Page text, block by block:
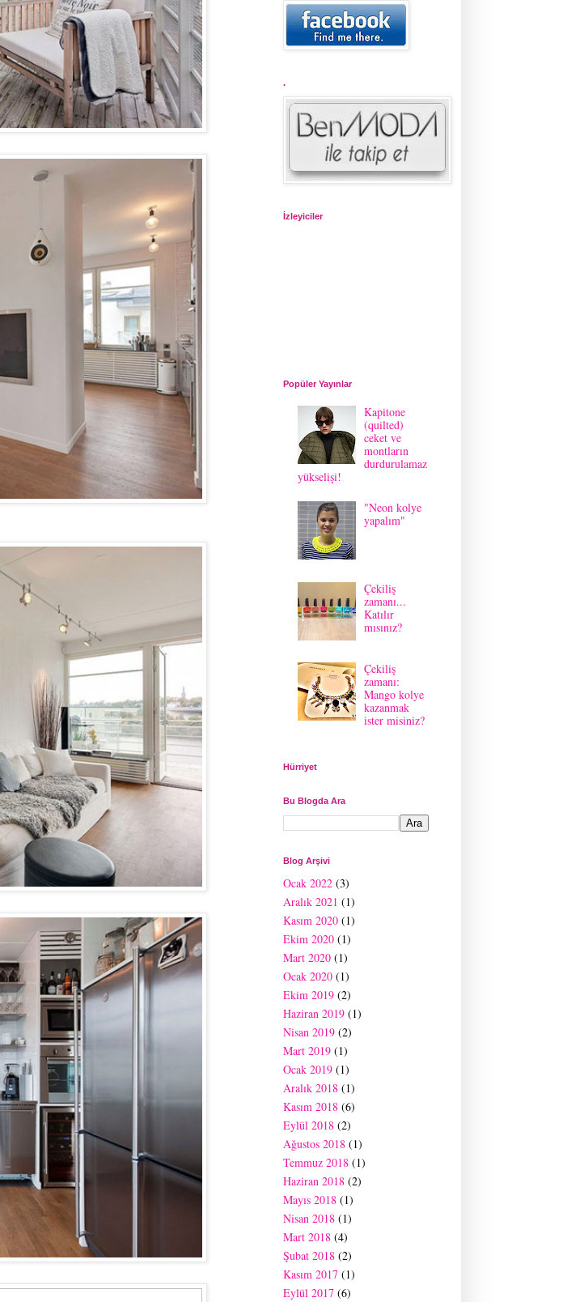
.
İzleyiciler
Popüler Yayınlar
Kapitone
(quilted)
ceket ve
montların
durdurulamaz
yükselişi!
"Neon kolye
yapalım"
Çekiliş
zamanı...
Katılır
mısınız?
Çekiliş
zamanı:
Mango kolye
kazanmak
ister misiniz?
Hürriyet
Bu Blogda Ara
Blog Arşivi
Ocak 2022 (3)
Aralık 2021 (1)
Kasım 2020 (1)
Ekim 2020 (1)
Mart 2020 (1)
Ocak 2020 (1)
Ekim 2019 (2)
Haziran 2019 (1)
Nisan 2019 (2)
Mart 2019 (1)
Ocak 2019 (1)
Aralık 2018 (1)
Kasım 2018 (6)
Eylül 2018 (2)
Ağustos 2018 (1)
Temmuz 2018 (1)
Haziran 2018 (2)
Mayıs 2018 (1)
Nisan 2018 (1)
Mart 2018 (4)
Şubat 2018 (2)
Kasım 2017 (1)
Eylül 2017 (6)